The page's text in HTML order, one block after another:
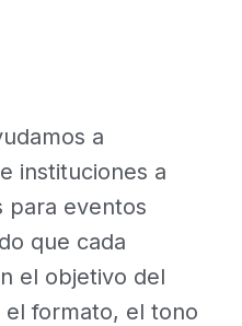
a
instituciones a
para eventos
que cada
el objetivo del
el formato, el tono